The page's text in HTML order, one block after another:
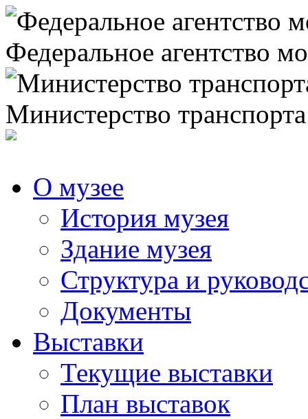
Федеральное агентство
Министерство
О музее
История музея
Здание музея
Структура и
Документы
Выставки
Текущие выставки
План выставок